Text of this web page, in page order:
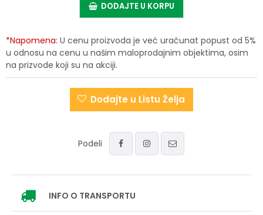
DODAJTE U KORPU
*Napomena: U cenu proizvoda je već uračunat popust od 5%
u odnosu na cenu u našim maloprodajnim objektima, osim
na prizvode koji su na akciji.
Dodajte u Listu Želja
Podeli
INFO O TRANSPORTU